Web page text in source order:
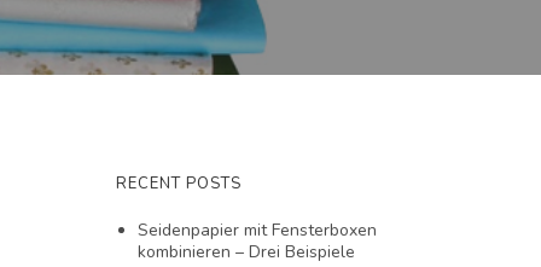
RECENT POSTS
Seidenpapier mit Fensterboxen
kombinieren – Drei Beispiele